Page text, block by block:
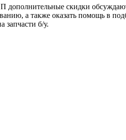
дополнительные скидки
а также оказать помощь в
запчасти б/у.